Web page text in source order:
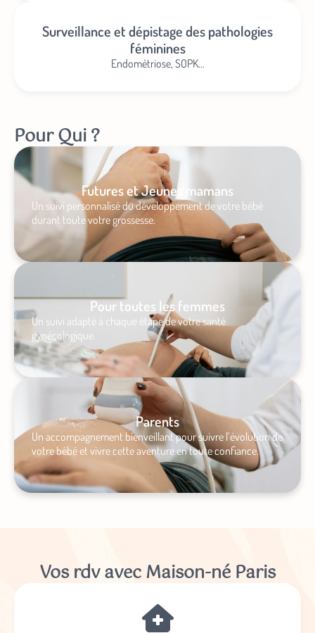
Surveillance et dépistage des pathologies
féminines
Endométriose, SOPK…
Pour Qui ?
Futures et Jeunes mamans
Un suivi personnalisé du développement de votre bébé
durant toute votre grossesse.
Pour toutes les femmes
Un suivi adapté à chaque étape de votre santé
gynécologique.
Parents
Un accompagnement bienveillant pour suivre l’évolution de
votre bébé et vivre cette aventure en toute confiance.
Vos rdv avec Maison-né Paris
Abonnez-vous à notre newsletter